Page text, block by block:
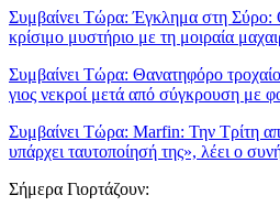
Συμβαίνει Τώρα: Έγκλημα στη Σύρο:
κρίσιμο μυστήριο με τη μοιραία
Συμβαίνει Τώρα: Θανατηφόρο
γιος νεκροί μετά από σύγκρουση με
Συμβαίνει Τώρα: Marfin: Την Τρίτη
υπάρχει ταυτοποίησή της», λέει ο
Σήμερα Γιορτάζουν: